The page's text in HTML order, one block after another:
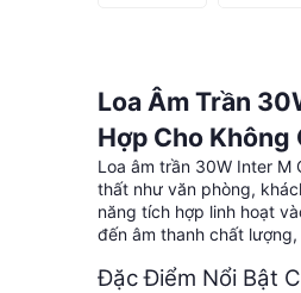
Loa Âm Trần
Hợp Cho Không
Loa âm trần 30W Inter
thất như văn phòng,
năng tích hợp linh hoạt
đến âm thanh chất
Đặc Điểm Nổi Bật